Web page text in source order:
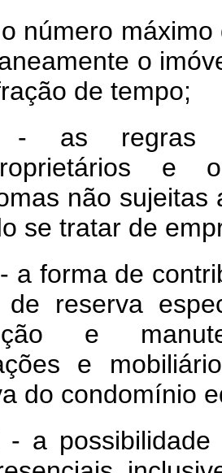
número
o
de tempo;
as regras
e
não sujeitas
se tratar de
a forma de
de reserva
e
e
do condomínio
- a possibilidade